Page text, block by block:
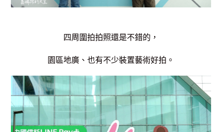
四周圍拍拍照還是不錯的，
園區地廣、也有不少裝置藝術好拍。